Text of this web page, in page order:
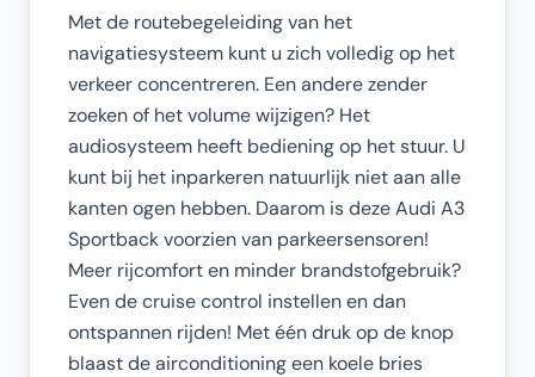
Met de routebegeleiding van het
navigatiesysteem kunt u zich volledig op het
verkeer concentreren. Een andere zender
zoeken of het volume wijzigen? Het
audiosysteem heeft bediening op het stuur. U
kunt bij het inparkeren natuurlijk niet aan alle
kanten ogen hebben. Daarom is deze Audi A3
Sportback voorzien van parkeersensoren!
Meer rijcomfort en minder brandstofgebruik?
Even de cruise control instellen en dan
ontspannen rijden! Met één druk op de knop
blaast de airconditioning een koele bries